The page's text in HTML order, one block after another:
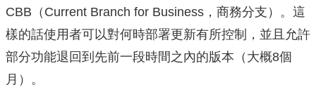
CBB（Current Branch for Business，商務分支）。這
樣的話使用者可以對何時部署更新有所控制，並且允許
部分功能退回到先前一段時間之內的版本（大概8個
月）。